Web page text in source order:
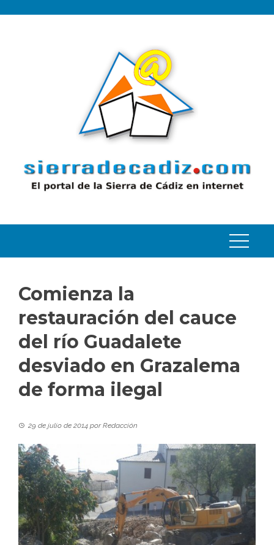
Comienza la
restauración del cauce
del río Guadalete
desviado en Grazalema
de forma ilegal
29 de julio de 2014 porRedacción